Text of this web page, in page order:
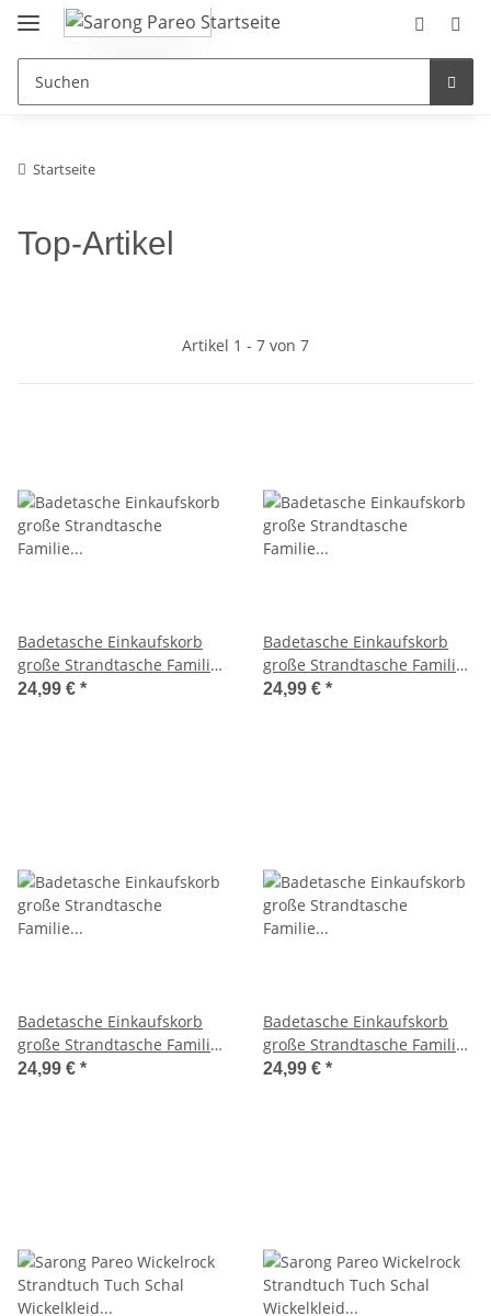
Startseite
Top-Artikel
Artikel 1 - 7 von 7
Badetasche Einkaufskorb
große Strandtasche Familie
Beach Bag Groß - Schwarz
24,99 € *
Badetasche Einkaufskorb
große Strandtasche Familie
Beach Bag Groß - Schwarz
24,99 € *
Badetasche Einkaufskorb
große Strandtasche Familie
Beach Bag Groß - Schwarz
24,99 € *
Badetasche Einkaufskorb
große Strandtasche Familie
Beach Bag Groß - Weiß
24,99 € *